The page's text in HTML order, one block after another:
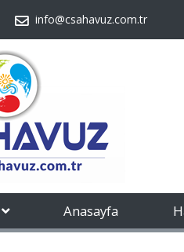
info@csahavuz.com.tr
Anasayfa